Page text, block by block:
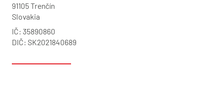
91105 Trenčín
Slovakia
IČ: 35890860
DIČ: SK2021840689